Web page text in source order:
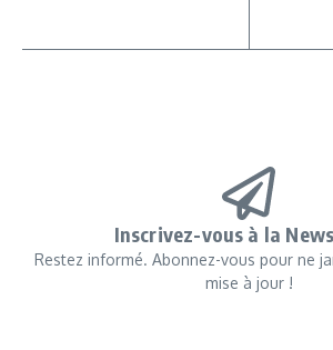
Inscrivez-vous à la
Restez informé. Abonnez-vous pour ne
mise à jour !